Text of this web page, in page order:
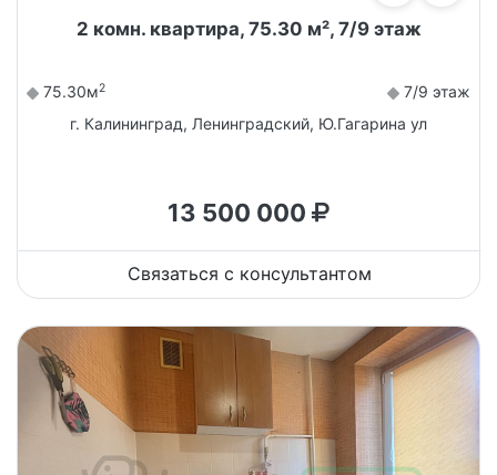
2 комн. квартира, 75.30 м², 7/9 этаж
75.30м2
7/9 этаж
г. Калининград, Ленинградский, Ю.Гагарина ул
13 500 000
Связаться с консультантом